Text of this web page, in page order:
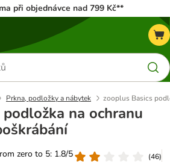
při objednávce nad 799 Kč**
Prkna, podložky a nábytek zooplus Basics
na ochranu
zero to 5: 1.8/5
(46)